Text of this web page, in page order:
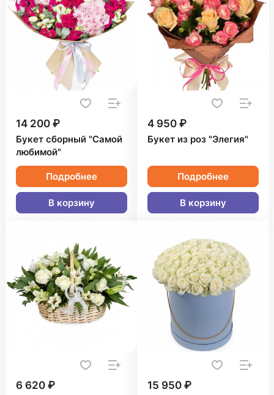
14 200 ₽
Букет сборный "Самой
любимой"
Подробнее
В корзину
4 950 ₽
Букет из роз "Элегия"
Подробнее
В корзину
6 620 ₽ 15 950 ₽